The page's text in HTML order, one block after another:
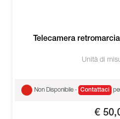
Telecamera
Unità di
Non Disponibile - Contattaci
€